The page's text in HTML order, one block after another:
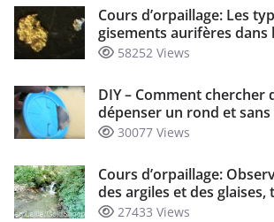
Cours d’orpaillage: Les
gisements aurifères dans
58252 Views
DIY – Comment chercher
dépenser un rond et
30077 Views
Cours d’orpaillage:
des argiles et des glaises,
27433 Views